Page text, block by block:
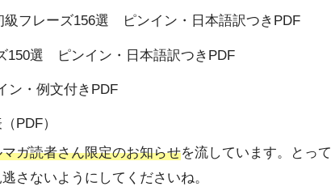
級フレーズ156選 ピンイン・日本語訳つきPDF
150選 ピンイン・日本語訳つきPDF
ン・例文付きPDF
PDF）
ガ読者さん限定のお知らせを流しています。とって
さないようにしてくださいね。